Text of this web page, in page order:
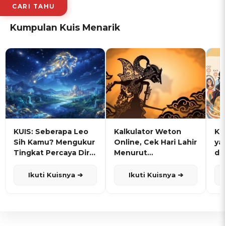
CARI TAHU
Kumpulan Kuis Menarik
KUIS: Seberapa Leo
Sih Kamu? Mengukur
Tingkat Percaya Diri
Ikuti Kuisnya ➔
Kalkulator Weton
Online, Cek Hari Lahir
Menurut
Ikuti Kuisnya ➔